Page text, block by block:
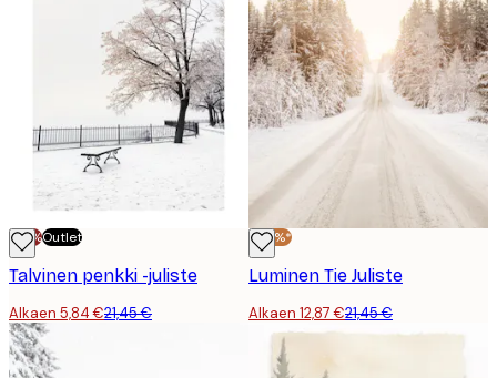
-70%Outlet
Talvinen penkki -juliste
Alkaen 5,84 €21,45 €
-40%*
Luminen Tie Juliste
Alkaen 12,87 €21,45 €